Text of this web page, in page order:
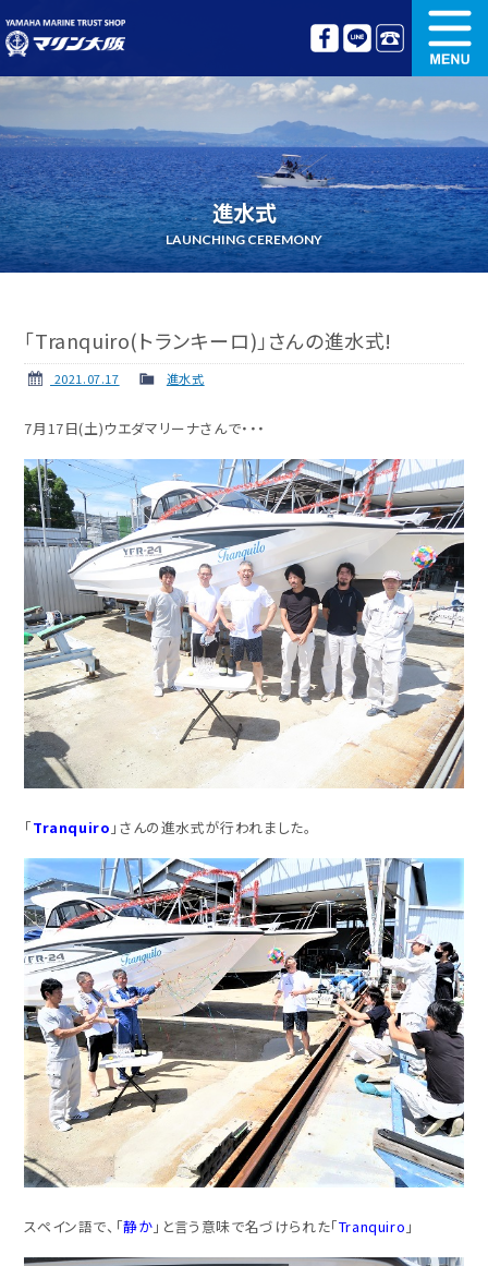
中古艇情報
オリジナル艤装 ボート免許講習
更新講習 クルージング情報
進水式
LAUNCHING CEREMONY
「Tranquiro(トランキーロ)」さんの進水式!
2021.07.17 進水式
7月17日(土)ウエダマリーナさんで・・・
「Tranquiro 」さんの進水式が行われました。
スペイン語で、「静か 」と言う意味で名づけられた「Tranquiro 」